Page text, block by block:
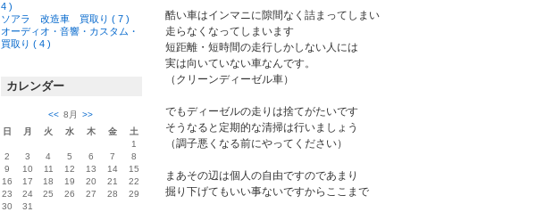
4 )
ソアラ 改造車 買取り ( 7 )
オーディオ・音響・カスタム・
買取り ( 4 )
カレンダー
<< 8月
>>
日
月 火 水 木 金
土
1
2
3 4 5 6 7
8
9
10 11 12 13 14
15
16
17 18 19 20 21
22
23
24 25 26 27 28
29
30
31
酷い車はインマニに隙間なく詰まってしまい
走らなくなってしまいます
短距離・短時間の走行しかしない人には
実は向いていない車なんです。
（クリーンディーゼル車）
でもディーゼルの走りは捨てがたいです
そうなると定期的な清掃は行いましょう
（調子悪くなる前にやってください）
まあその辺は個人の自由ですのであまり
掘り下げてもいい事ないですからここまで